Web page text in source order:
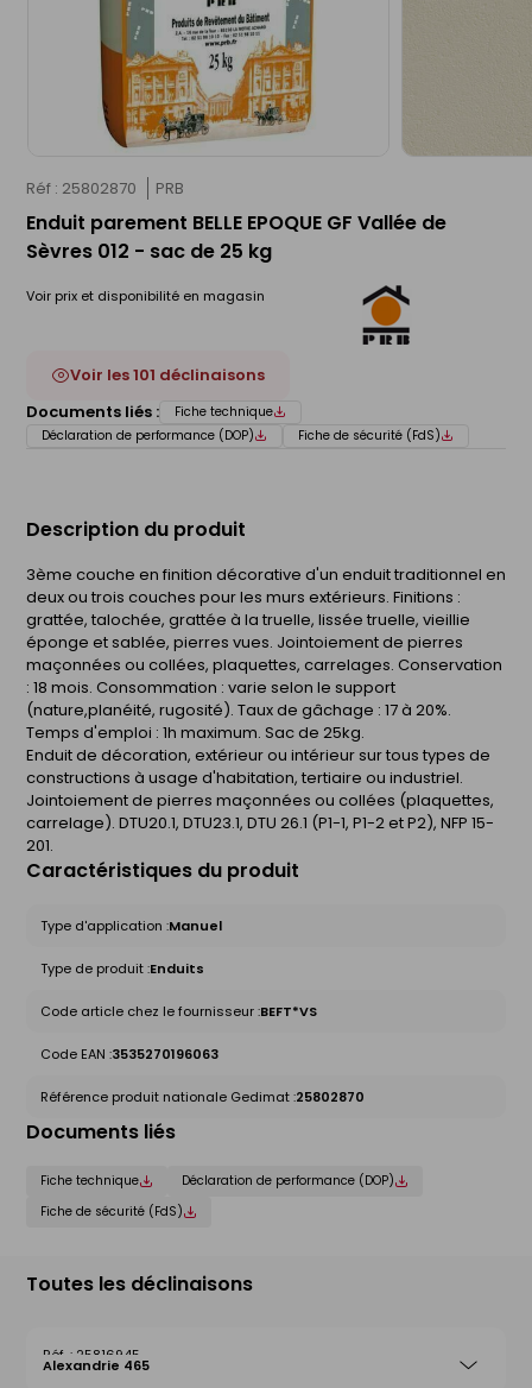
Réf : 25802870 PRB
Enduit parement BELLE EPOQUE GF Vallée de
Sèvres 012 - sac de 25 kg
Voir prix et disponibilité en magasin
Voir les 101 déclinaisons
Documents liés :
Fiche technique
Déclaration de performance (DOP)
Fiche de sécurité (FdS)
Description du produit
3ème couche en finition décorative d'un enduit traditionnel en
deux ou trois couches pour les murs extérieurs. Finitions :
grattée, talochée, grattée à la truelle, lissée truelle, vieillie
éponge et sablée, pierres vues. Jointoiement de pierres
maçonnées ou collées, plaquettes, carrelages. Conservation
: 18 mois. Consommation : varie selon le support
(nature,planéité, rugosité). Taux de gâchage : 17 à 20%.
Temps d'emploi : 1h maximum. Sac de 25kg.
Enduit de décoration, extérieur ou intérieur sur tous types de
constructions à usage d'habitation, tertiaire ou industriel.
Jointoiement de pierres maçonnées ou collées (plaquettes,
carrelage). DTU20.1, DTU23.1, DTU 26.1 (P1-1, P1-2 et P2), NFP 15-
201.
Caractéristiques du produit
Type d'application :Manuel
Type de produit :Enduits
Code article chez le fournisseur :BEFT*VS
Code EAN :3535270196063
Référence produit nationale Gedimat :25802870
Documents liés
Fiche technique
Déclaration de performance (DOP)
Fiche de sécurité (FdS)
Toutes les déclinaisons
25816945
Alexandrie 465